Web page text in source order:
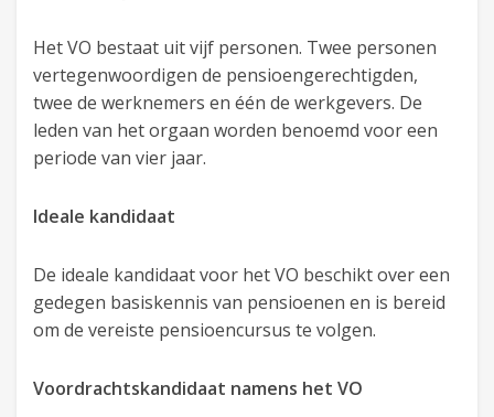
Het VO bestaat uit vijf personen. Twee personen
vertegenwoordigen de pensioengerechtigden,
twee de werknemers en één de werkgevers. De
leden van het orgaan worden benoemd voor een
periode van vier jaar.
Ideale kandidaat
De ideale kandidaat voor het VO beschikt over een
gedegen basiskennis van pensioenen en is bereid
om de vereiste pensioencursus te volgen.
Voordrachtskandidaat namens het VO